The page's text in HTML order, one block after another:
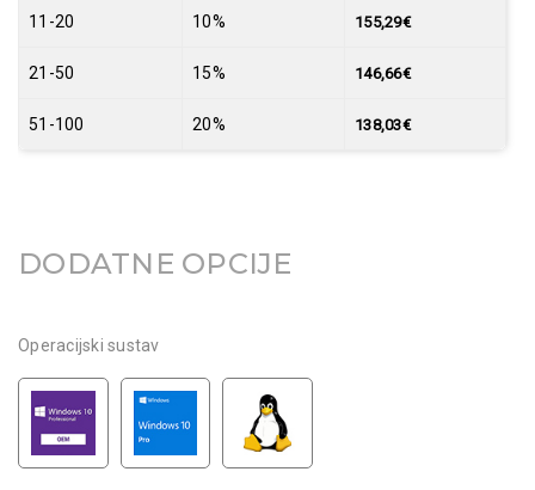
11-20 10% 155,29€
21-50 15% 146,66€
51-100 20% 138,03€
DODATNE OPCIJE
Operacijski sustav